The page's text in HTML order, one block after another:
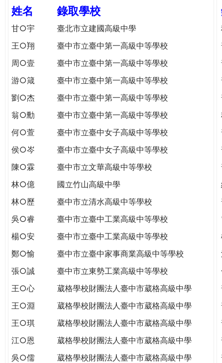
格。
民。
TODAY
THE
WORLD
TOMORROW
PUTTING
YOU
THE
PATH
GLOBAL
CITIZENSHIP
e
r
e
姓名 錄取學校
甘○宇 臺北市立建國高級中學
王○翔
臺中市立臺中第一高級中等學校
周○壹
臺中市立臺中第一高級中等學校
游○箴
臺中市立臺中第一高級中等學校
劉○杰
臺中市立臺中第一高級中等學校
翁○勳
臺中市立臺中第一高級中等學校
何○萱
臺中市立臺中女子高級中等學校
侯○岑
臺中市立臺中女子高級中等學校
陳○霖
臺中市立文華高級中等學校
林○億
國立竹山高級中學
林○歷
臺中市立清水高級中等學校
吳○睿
臺中市立臺中工業高級中等學校
楊○安
臺中市立臺中工業高級中等學校
鄭○愉
臺中市立臺中家事商業高級中等學校
張○誠
臺中市立東勢工業高級中等學校
王○心
葳格學校財團法人臺中市葳格高級中學
王○淵
葳格學校財團法人臺中市葳格高級中學
王○琪
葳格學校財團法人臺中市葳格高級中學
江○恩
葳格學校財團法人臺中市葳格高級中學
吳○儒
葳格學校財團法人臺中市葳格高級中學